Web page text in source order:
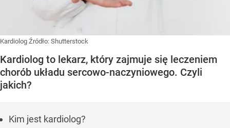
Kardiolog Źródło: Shutterstock
Kardiolog to lekarz, który zajmuje się leczeniem
chorób układu sercowo-naczyniowego. Czyli
jakich?
Kim jest kardiolog?